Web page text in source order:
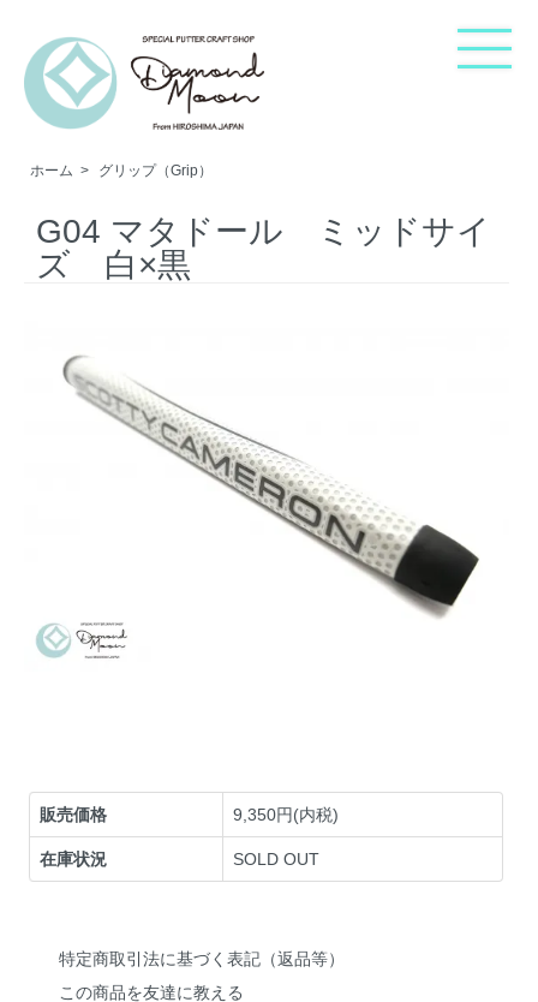
ご購入方法
ショップについて
お問い合わせ
ホーム > グリップ（Grip）
G04 マタドール ミッドサイ
ズ 白×黒
販売価格 9,350円(内税)
在庫状況 SOLD OUT
特定商取引法に基づく表記（返品等）
この商品を友達に教える